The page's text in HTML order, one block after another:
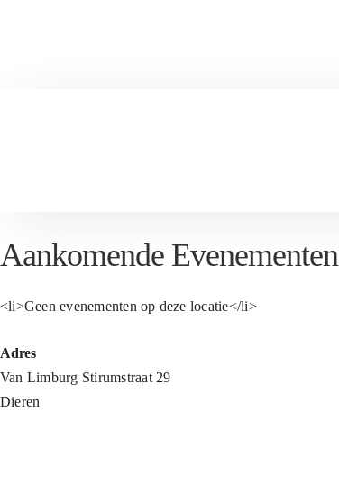
Aankomende Evenementen
<li>Geen evenementen op deze locatie</li>
Adres
Van Limburg Stirumstraat 29
Dieren